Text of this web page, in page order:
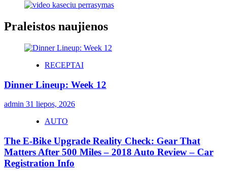
Praleistos naujienos
RECEPTAI
Dinner Lineup: Week 12
admin 31 liepos, 2026
AUTO
The E-Bike Upgrade Reality Check: Gear That
Matters After 500 Miles – 2018 Auto Review – Car
Registration Info